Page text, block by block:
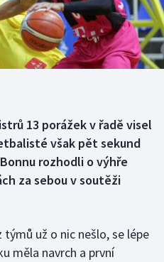
13 porážek v řadě visel
však pět sekund
rozhodli o výhře
za sebou v soutěži
už o nic nešlo, se lépe
měla navrch a první